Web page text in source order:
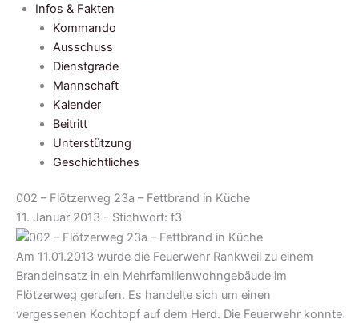
Infos & Fakten
Kommando
Ausschuss
Dienstgrade
Mannschaft
Kalender
Beitritt
Unterstützung
Geschichtliches
002 – Flötzerweg 23a – Fettbrand in Küche
11. Januar 2013 - Stichwort: f3
Am 11.01.2013 wurde die Feuerwehr Rankweil zu einem
Brandeinsatz in ein Mehrfamilienwohngebäude im
Flötzerweg gerufen. Es handelte sich um einen
vergessenen Kochtopf auf dem Herd. Die Feuerwehr konnte